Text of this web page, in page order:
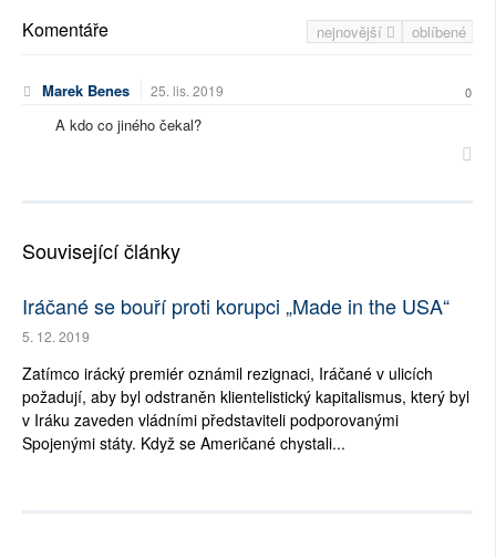
nejnovější oblíbené
Komentáře
Marek Benes 25. lis. 2019 0
A kdo co jiného čekal?
Související články
Iráčané se bouří proti korupci „Made in the USA“
5. 12. 2019
Zatímco irácký premiér oznámil rezignaci, Iráčané v ulicích
požadují, aby byl odstraněn klientelistický kapitalismus, který byl
v Iráku zaveden vládními představiteli podporovanými
Spojenými státy. Když se Američané chystali...